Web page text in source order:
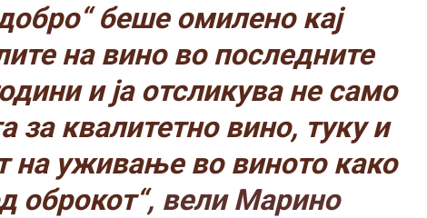
беше омилено кај
на вино во последните
и ја отсликува не само
за квалитетно вино, туку и
на уживање во виното како
оброкот“, вели Марино